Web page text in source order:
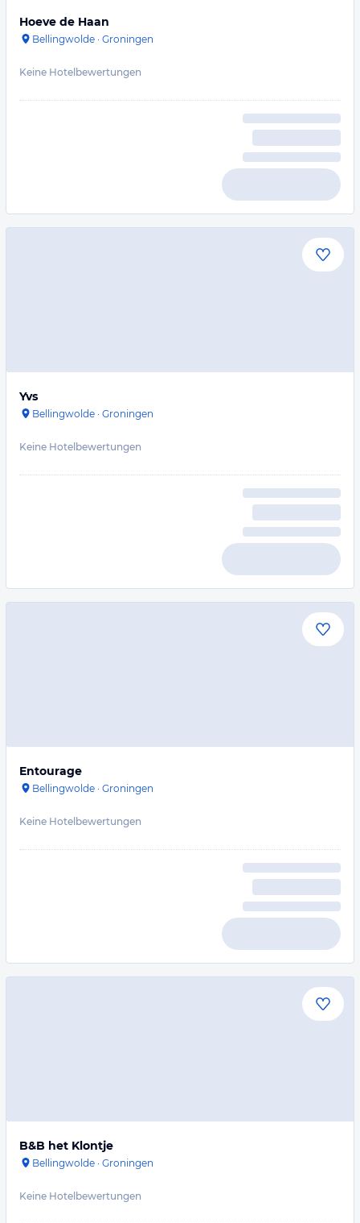
Hoeve de Haan
Bellingwolde · Groningen
Keine Hotelbewertungen
Yvs
Bellingwolde · Groningen
Keine Hotelbewertungen
Entourage
Bellingwolde · Groningen
Keine Hotelbewertungen
B&B het Klontje
Bellingwolde · Groningen
Keine Hotelbewertungen